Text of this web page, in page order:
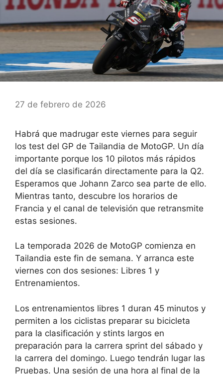
27 de febrero de 2026
Habrá que madrugar este viernes para seguir
los test del GP de Tailandia de MotoGP. Un día
importante porque los 10 pilotos más rápidos
del día se clasificarán directamente para la Q2.
Esperamos que Johann Zarco sea parte de ello.
Mientras tanto, descubre los horarios de
Francia y el canal de televisión que retransmite
estas sesiones.
La temporada 2026 de MotoGP comienza en
Tailandia este fin de semana. Y arranca este
viernes con dos sesiones: Libres 1 y
Entrenamientos.
Los entrenamientos libres 1 duran 45 minutos y
permiten a los ciclistas preparar su bicicleta
para la clasificación y stints largos en
preparación para la carrera sprint del sábado y
la carrera del domingo. Luego tendrán lugar las
Pruebas. Una sesión de una hora al final de la